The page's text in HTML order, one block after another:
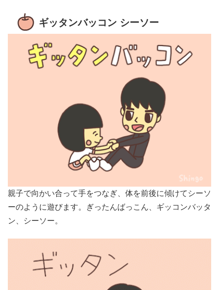
ギッタンバッコン シーソー
親子で向かい合って手をつなぎ、体を前後に傾けてシーソ
ーのように遊びます。ぎったんばっこん、ギッコンバッタ
ン、シーソー。